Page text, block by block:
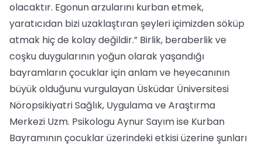
olacaktır. Egonun arzularını kurban etmek,
yaratıcıdan bizi uzaklaştıran şeyleri içimizden söküp
atmak hiç de kolay değildir.” Birlik, beraberlik ve
coşku duygularının yoğun olarak yaşandığı
bayramların çocuklar için anlam ve heyecanının
büyük olduğunu vurgulayan Üsküdar Üniversitesi
Nöropsikiyatri Sağlık, Uygulama ve Araştırma
Merkezi Uzm. Psikologu Aynur Sayım ise Kurban
Bayramının çocuklar üzerindeki etkisi üzerine şunları